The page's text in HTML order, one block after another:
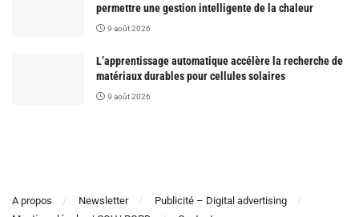
permettre une gestion intelligente de la chaleur
9 août 2026
L’apprentissage automatique accélère la recherche de
matériaux durables pour cellules solaires
9 août 2026
A propos Newsletter
Publicité – Digital advertising